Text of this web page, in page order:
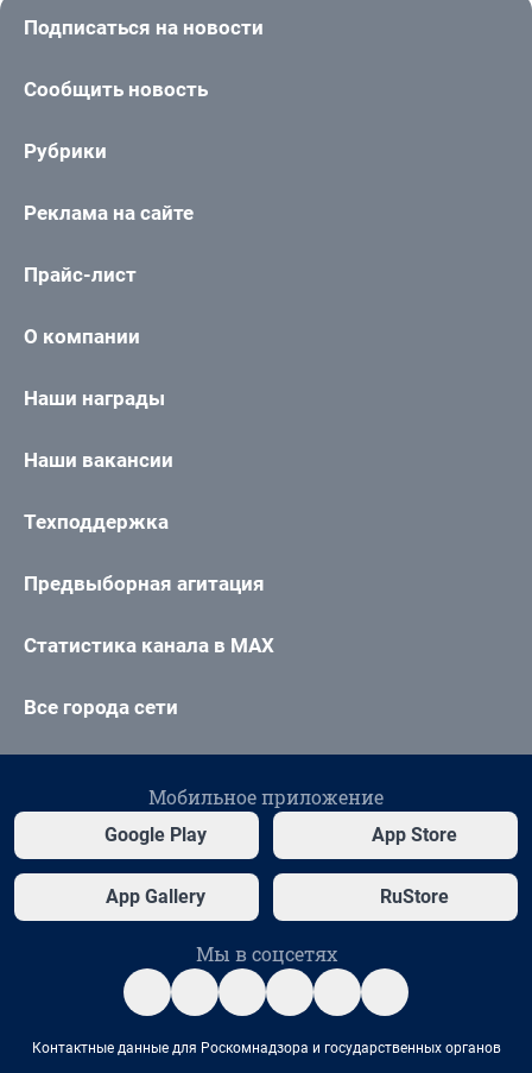
Подписаться на новости
Сообщить новость
Рубрики
Реклама на сайте
Прайс-лист
О компании
Наши награды
Наши вакансии
Техподдержка
Предвыборная агитация
Статистика канала в MAX
Все города сети
Мобильное приложение
Google Play App Store
App Gallery RuStore
Мы в соцсетях
Контактные данные для Роскомнадзора и государственных органов